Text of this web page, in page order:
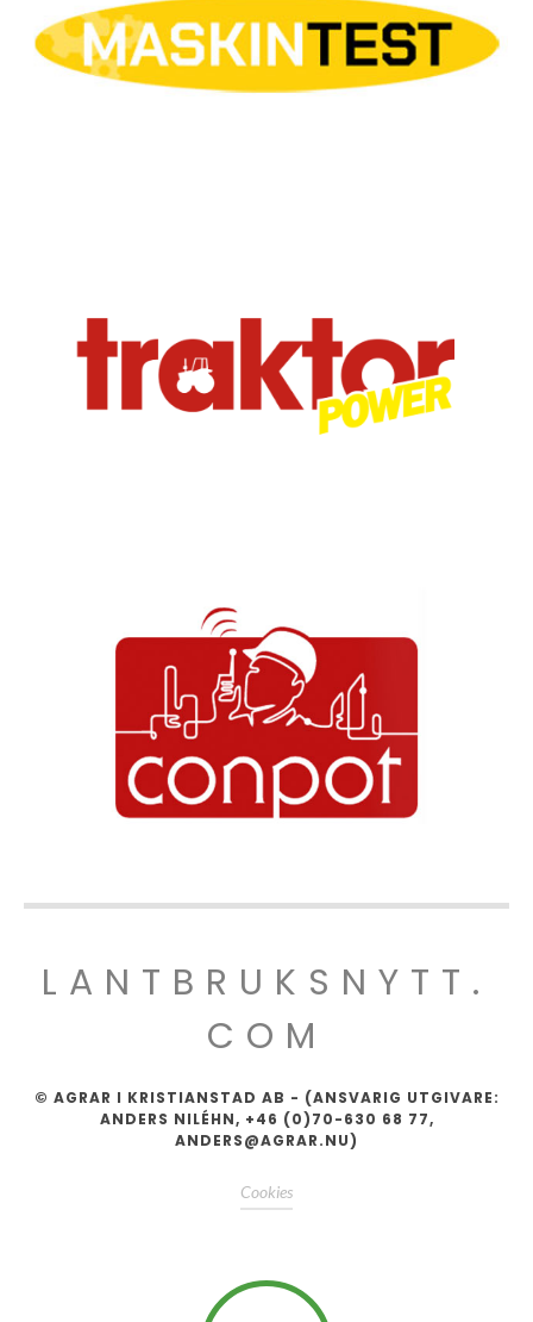
LANTBRUKSNYTT.
COM
© AGRAR I KRISTIANSTAD AB - (ANSVARIG UTGIVARE:
ANDERS NILÉHN, +46 (0)70-630 68 77,
ANDERS@AGRAR.NU)
Cookies